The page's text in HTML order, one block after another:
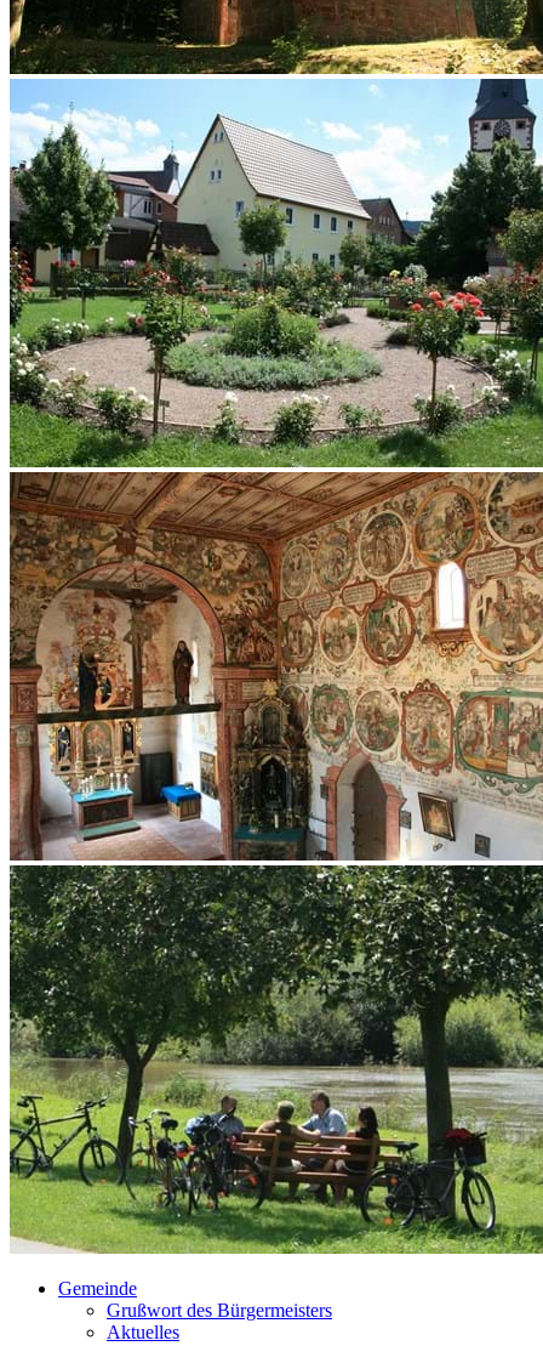
Gemeinde
Grußwort des Bürgermeisters
Aktuelles